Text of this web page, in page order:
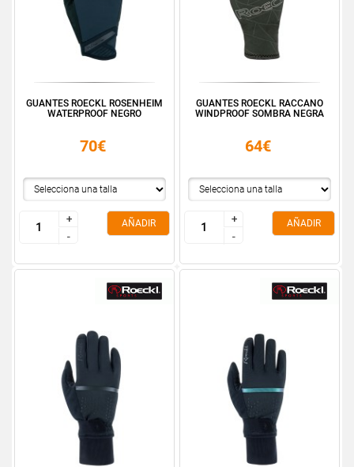
GUANTES ROECKL ROSENHEIM
WATERPROOF NEGRO
70€
+
-
+
-
AÑADIR
GUANTES ROECKL RACCANO
WINDPROOF SOMBRA NEGRA
64€
+
-
+
-
AÑADIR